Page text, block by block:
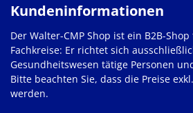
Kundeninformationen
Der Walter-CMP Shop ist ein B2B-
Fachkreise: Er richtet sich
Gesundheitswesen tätige Personen
Bitte beachten Sie, dass die Preise
werden.